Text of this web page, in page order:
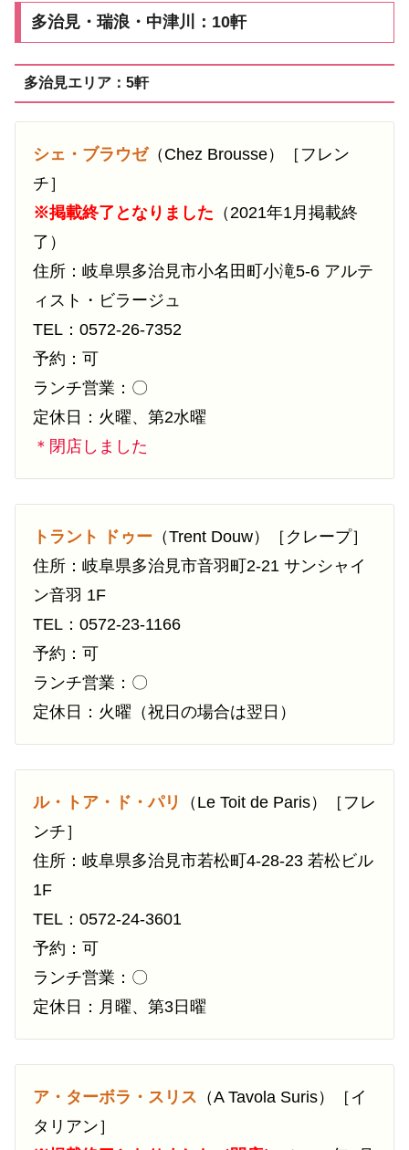
多治見・瑞浪・中津川：10軒
多治見エリア：5軒
シェ・ブラウゼ（Chez Brousse）［フレン
チ］
※掲載終了となりました （2021年1月掲載終
了）
住所：岐阜県多治見市小名田町小滝5-6 アルテ
ィスト・ビラージュ
TEL：0572-26-7352
予約：可
ランチ営業：〇
定休日：火曜、第2水曜
＊閉店しました
トラント ドゥー （Trent Douw）［クレープ］
住所：岐阜県多治見市音羽町2-21 サンシャイ
ン音羽 1F
TEL：0572-23-1166
予約：可
ランチ営業：〇
定休日：火曜（祝日の場合は翌日）
ル・トア・ド・パリ
（Le Toit de Paris）［フレ
ンチ］
住所：岐阜県多治見市若松町4-28-23 若松ビル
1F
TEL：0572-24-3601
予約：可
ランチ営業：〇
定休日：月曜、第3日曜
ア・ターボラ・スリス （A Tavola Suris）［イ
タリアン］